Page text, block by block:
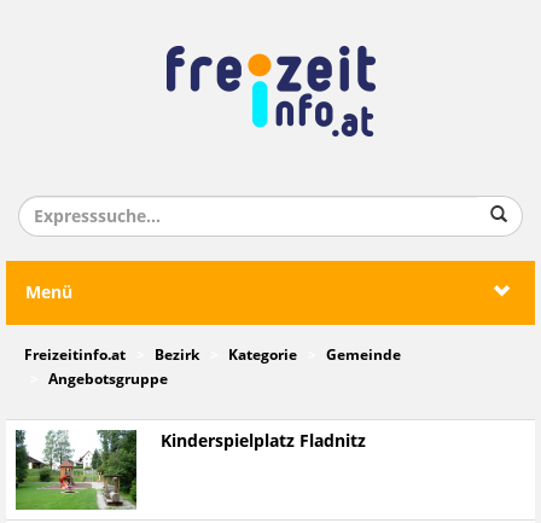
Menü
Freizeitinfo.at Bezirk Kategorie
Gemeinde
Angebotsgruppe
Kinderspielplatz Fladnitz